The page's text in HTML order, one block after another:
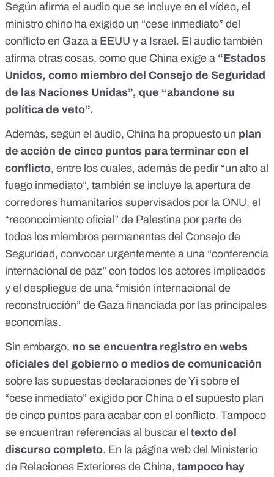
Según afirma el audio que se incluye en el vídeo, el
ministro chino ha exigido un “cese inmediato” del
conflicto en Gaza a EEUU y a Israel. El audio también
afirma otras cosas, como que China exige a “Estados
Unidos, como miembro del Consejo de Seguridad
de las Naciones Unidas”, que “abandone su
política de veto”.
Además, según el audio, China ha propuesto un plan
de acción de cinco puntos para terminar con el
conflicto, entre los cuales, además de pedir “un alto al
fuego inmediato”, también se incluye la apertura de
corredores humanitarios supervisados por la ONU, el
“reconocimiento oficial” de Palestina por parte de
todos los miembros permanentes del Consejo de
Seguridad, convocar urgentemente a una “conferencia
internacional de paz” con todos los actores implicados
y el despliegue de una “misión internacional de
reconstrucción” de Gaza financiada por las principales
economías.
Sin embargo, no se encuentra registro en webs
oficiales del gobierno o medios de comunicación
sobre las supuestas declaraciones de Yi sobre el
“cese inmediato” exigido por China o el supuesto plan
de cinco puntos para acabar con el conflicto. Tampoco
se encuentran referencias al buscar el texto del
discurso completo. En la página web del Ministerio
de Relaciones Exteriores de China, tampoco hay